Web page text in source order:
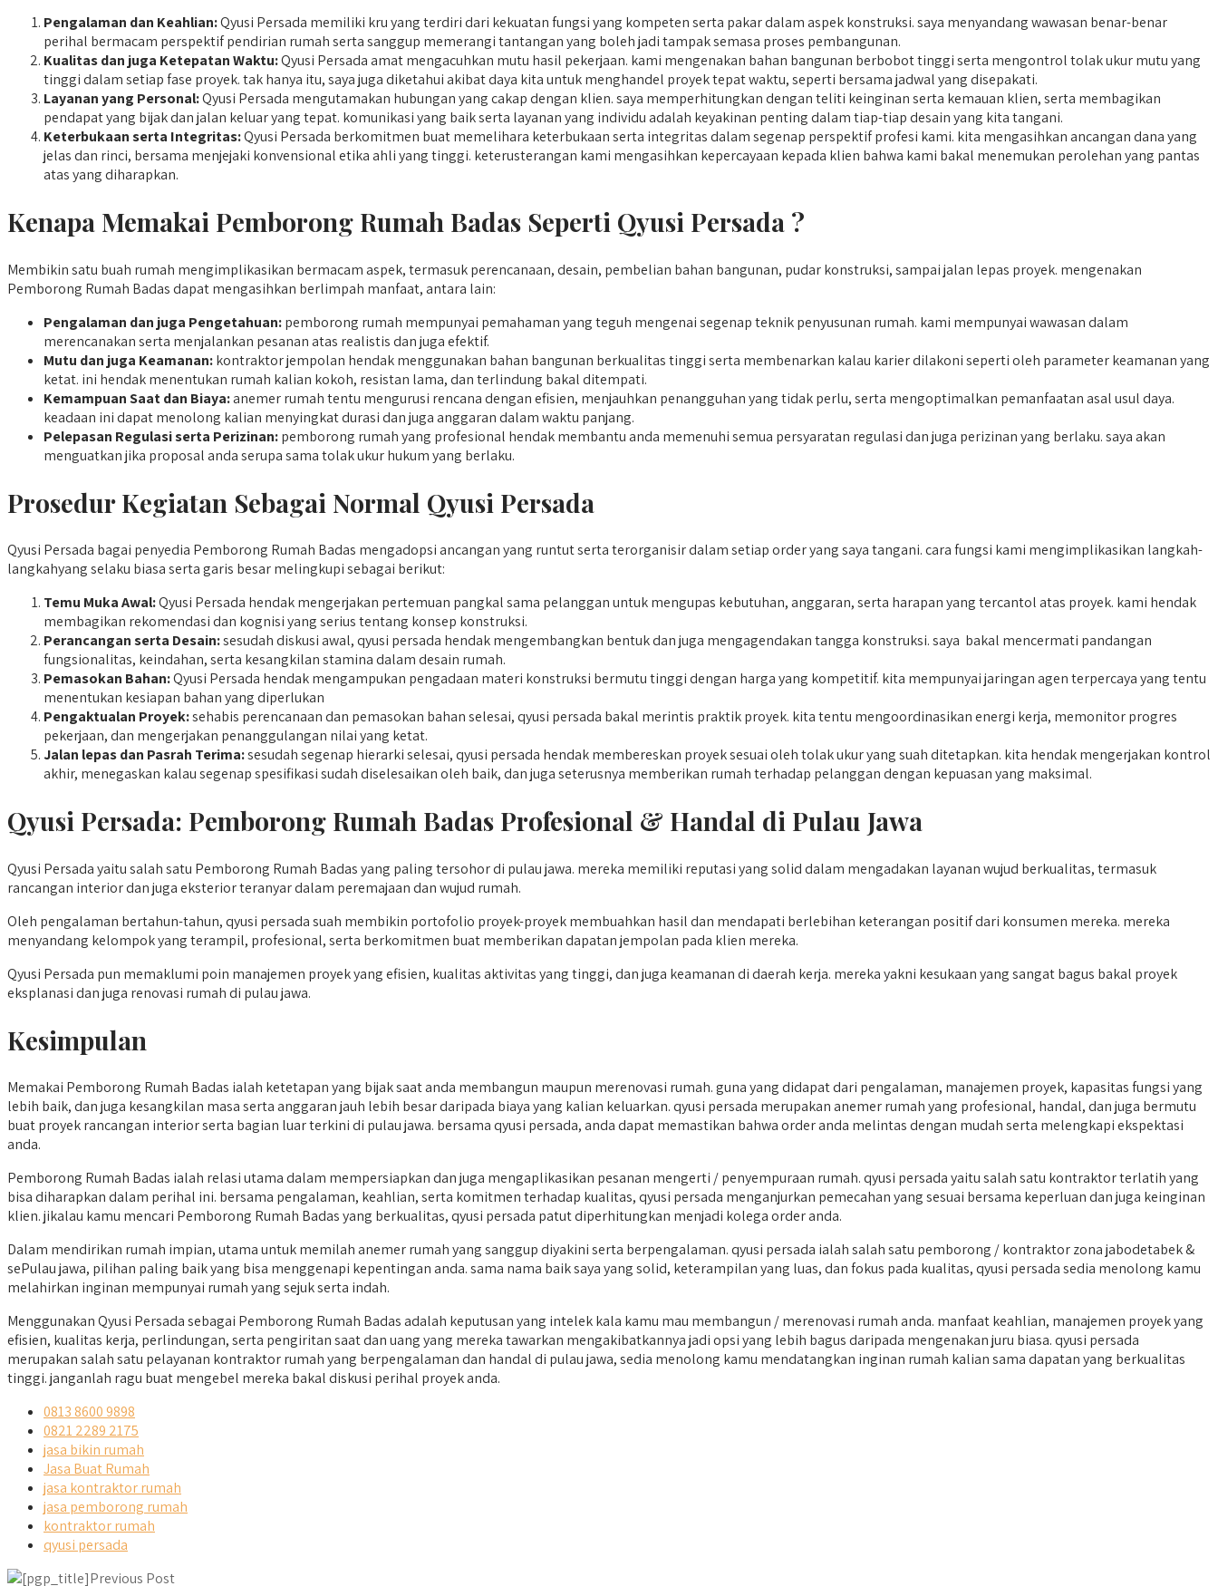
Pengalaman dan Keahlian:Qyusi Persada memiliki kru yang terdiri dari kekuatan fungsi yang kompeten serta pakar dalam aspek konstruksi. saya menyandang wawasan benar-benar
perihal bermacam perspektif pendirian rumah serta sanggup memerangi tantangan yang boleh jadi tampak semasa proses pembangunan.
Kualitas dan juga Ketepatan Waktu:Qyusi Persada amat mengacuhkan mutu hasil pekerjaan. kami mengenakan bahan bangunan berbobot tinggi serta mengontrol tolak ukur mutu yang
tinggi dalam setiap fase proyek. tak hanya itu, saya juga diketahui akibat daya kita untuk menghandel proyek tepat waktu, seperti bersama jadwal yang disepakati.
Layanan yang Personal:Qyusi Persada mengutamakan hubungan yang cakap dengan klien. saya memperhitungkan dengan teliti keinginan serta kemauan klien, serta membagikan
pendapat yang bijak dan jalan keluar yang tepat. komunikasi yang baik serta layanan yang individu adalah keyakinan penting dalam tiap-tiap desain yang kita tangani.
Keterbukaan serta Integritas:Qyusi Persada berkomitmen buat memelihara keterbukaan serta integritas dalam segenap perspektif profesi kami. kita mengasihkan ancangan dana yang
jelas dan rinci, bersama menjejaki konvensional etika ahli yang tinggi. keterusterangan kami mengasihkan kepercayaan kepada klien bahwa kami bakal menemukan perolehan yang pantas
atas yang diharapkan.
Kenapa Memakai Pemborong Rumah Badas Seperti Qyusi Persada ?
Membikin satu buah rumah mengimplikasikan bermacam aspek, termasuk perencanaan, desain, pembelian bahan bangunan, pudar konstruksi, sampai jalan lepas proyek. mengenakan
Pemborong Rumah Badas dapat mengasihkan berlimpah manfaat, antara lain:
Pengalaman dan juga Pengetahuan:pemborong rumah mempunyai pemahaman yang teguh mengenai segenap teknik penyusunan rumah. kami mempunyai wawasan dalam
merencanakan serta menjalankan pesanan atas realistis dan juga efektif.
Mutu dan juga Keamanan:kontraktor jempolan hendak menggunakan bahan bangunan berkualitas tinggi serta membenarkan kalau karier dilakoni seperti oleh parameter keamanan yang
ketat. ini hendak menentukan rumah kalian kokoh, resistan lama, dan terlindung bakal ditempati.
Kemampuan Saat dan Biaya:anemer rumah tentu mengurusi rencana dengan efisien, menjauhkan penangguhan yang tidak perlu, serta mengoptimalkan pemanfaatan asal usul daya.
keadaan ini dapat menolong kalian menyingkat durasi dan juga anggaran dalam waktu panjang.
Pelepasan Regulasi serta Perizinan:pemborong rumah yang profesional hendak membantu anda memenuhi semua persyaratan regulasi dan juga perizinan yang berlaku. saya akan
menguatkan jika proposal anda serupa sama tolak ukur hukum yang berlaku.
Prosedur Kegiatan Sebagai Normal Qyusi Persada
Qyusi Persada bagai penyedia Pemborong Rumah Badas mengadopsi ancangan yang runtut serta terorganisir dalam setiap order yang saya tangani. cara fungsi kami mengimplikasikan langkah-
langkahyang selaku biasa serta garis besar melingkupi sebagai berikut:
Temu Muka Awal:Qyusi Persada hendak mengerjakan pertemuan pangkal sama pelanggan untuk mengupas kebutuhan, anggaran, serta harapan yang tercantol atas proyek. kami hendak
membagikan rekomendasi dan kognisi yang serius tentang konsep konstruksi.
Perancangan serta Desain:sesudah diskusi awal, qyusi persada hendak mengembangkan bentuk dan juga mengagendakan tangga konstruksi. saya bakal mencermati pandangan
fungsionalitas, keindahan, serta kesangkilan stamina dalam desain rumah.
Pemasokan Bahan:Qyusi Persada hendak mengampukan pengadaan materi konstruksi bermutu tinggi dengan harga yang kompetitif. kita mempunyai jaringan agen terpercaya yang tentu
menentukan kesiapan bahan yang diperlukan
Pengaktualan Proyek:sehabis perencanaan dan pemasokan bahan selesai, qyusi persada bakal merintis praktik proyek. kita tentu mengoordinasikan energi kerja, memonitor progres
pekerjaan, dan mengerjakan penanggulangan nilai yang ketat.
Jalan lepas dan Pasrah Terima:sesudah segenap hierarki selesai, qyusi persada hendak membereskan proyek sesuai oleh tolak ukur yang suah ditetapkan. kita hendak mengerjakan kontrol
akhir, menegaskan kalau segenap spesifikasi sudah diselesaikan oleh baik, dan juga seterusnya memberikan rumah terhadap pelanggan dengan kepuasan yang maksimal.
Qyusi Persada: Pemborong Rumah Badas Profesional & Handal di Pulau Jawa
Qyusi Persada yaitu salah satu Pemborong Rumah Badas yang paling tersohor di pulau jawa. mereka memiliki reputasi yang solid dalam mengadakan layanan wujud berkualitas, termasuk
rancangan interior dan juga eksterior teranyar dalam peremajaan dan wujud rumah.
Oleh pengalaman bertahun-tahun, qyusi persada suah membikin portofolio proyek-proyek membuahkan hasil dan mendapati berlebihan keterangan positif dari konsumen mereka. mereka
menyandang kelompok yang terampil, profesional, serta berkomitmen buat memberikan dapatan jempolan pada klien mereka.
Qyusi Persada pun memaklumi poin manajemen proyek yang efisien, kualitas aktivitas yang tinggi, dan juga keamanan di daerah kerja. mereka yakni kesukaan yang sangat bagus bakal proyek
eksplanasi dan juga renovasi rumah di pulau jawa.
Kesimpulan
Memakai Pemborong Rumah Badas ialah ketetapan yang bijak saat anda membangun maupun merenovasi rumah. guna yang didapat dari pengalaman, manajemen proyek, kapasitas fungsi yang
lebih baik, dan juga kesangkilan masa serta anggaran jauh lebih besar daripada biaya yang kalian keluarkan. qyusi persada merupakan anemer rumah yang profesional, handal, dan juga bermutu
buat proyek rancangan interior serta bagian luar terkini di pulau jawa. bersama qyusi persada, anda dapat memastikan bahwa order anda melintas dengan mudah serta melengkapi ekspektasi
anda.
Pemborong Rumah Badas ialah relasi utama dalam mempersiapkan dan juga mengaplikasikan pesanan mengerti / penyempuraan rumah. qyusi persada yaitu salah satu kontraktor terlatih yang
bisa diharapkan dalam perihal ini. bersama pengalaman, keahlian, serta komitmen terhadap kualitas, qyusi persada menganjurkan pemecahan yang sesuai bersama keperluan dan juga keinginan
klien. jikalau kamu mencari Pemborong Rumah Badas yang berkualitas, qyusi persada patut diperhitungkan menjadi kolega order anda.
Dalam mendirikan rumah impian, utama untuk memilah anemer rumah yang sanggup diyakini serta berpengalaman. qyusi persada ialah salah satu pemborong / kontraktor zona jabodetabek &
sePulau jawa, pilihan paling baik yang bisa menggenapi kepentingan anda. sama nama baik saya yang solid, keterampilan yang luas, dan fokus pada kualitas, qyusi persada sedia menolong kamu
melahirkan inginan mempunyai rumah yang sejuk serta indah.
Menggunakan Qyusi Persada sebagai Pemborong Rumah Badas adalah keputusan yang intelek kala kamu mau membangun / merenovasi rumah anda. manfaat keahlian, manajemen proyek yang
efisien, kualitas kerja, perlindungan, serta pengiritan saat dan uang yang mereka tawarkan mengakibatkannya jadi opsi yang lebih bagus daripada mengenakan juru biasa. qyusi persada
merupakan salah satu pelayanan kontraktor rumah yang berpengalaman dan handal di pulau jawa, sedia menolong kamu mendatangkan inginan rumah kalian sama dapatan yang berkualitas
tinggi. janganlah ragu buat mengebel mereka bakal diskusi perihal proyek anda.
0813 8600 9898
0821 2289 2175
jasa bikin rumah
Jasa Buat Rumah
jasa kontraktor rumah
jasa pemborong rumah
kontraktor rumah
qyusi persada
Previous Post